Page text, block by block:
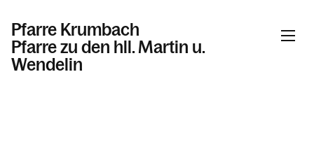
Pfarre Krumbach
Pfarre zu den hll. Martin u.
Wendelin